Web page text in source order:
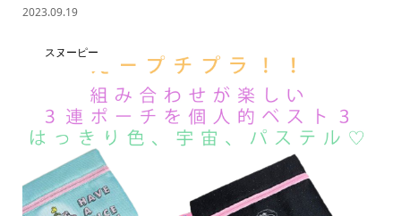
2023.09.19
スヌーピー